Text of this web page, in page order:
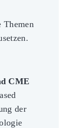
Themen
CME
der